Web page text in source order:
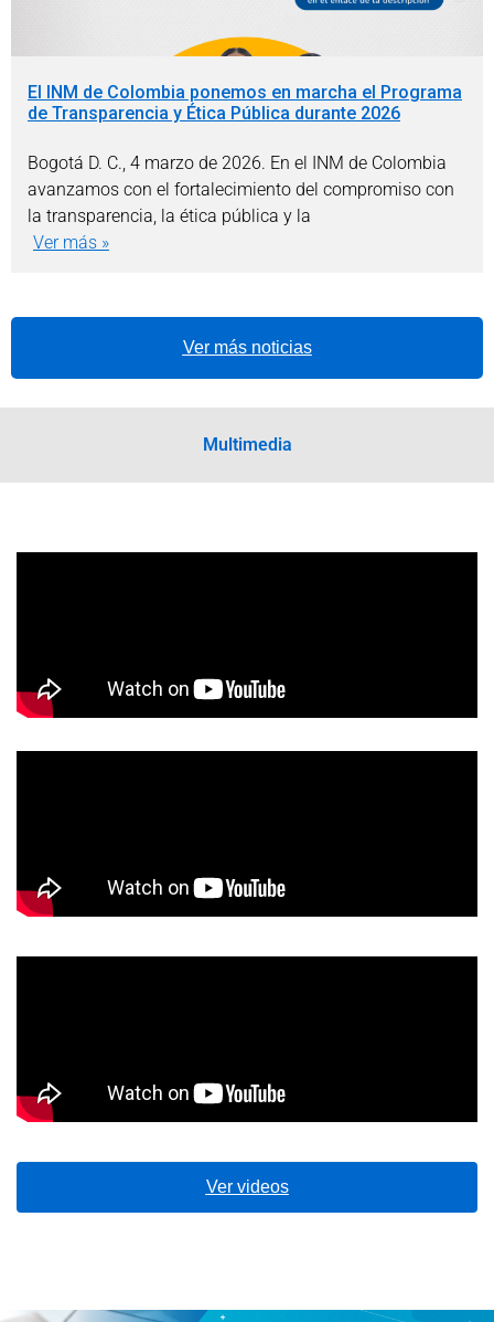
El INM de Colombia ponemos en marcha el Programa
de Transparencia y Ética Pública durante 2026
Bogotá D. C., 4 marzo de 2026. En el INM de Colombia
avanzamos con el fortalecimiento del compromiso con
la transparencia, la ética pública y la
Ver más »
Ver más noticias
Multimedia
Ver videos